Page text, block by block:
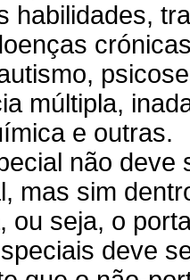
habilidades,
múltipla,
e outras.
não deve
mas sim
ou seja, o
deve